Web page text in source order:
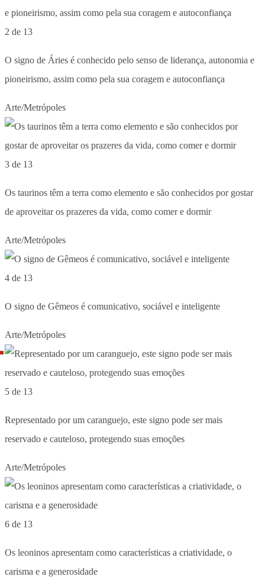
2 de 13
O signo de Áries é conhecido pelo senso de liderança, autonomia e
pioneirismo, assim como pela sua coragem e autoconfiança
Arte/Metrópoles
3 de 13
Os taurinos têm a terra como elemento e são conhecidos por gostar
de aproveitar os prazeres da vida, como comer e dormir
Arte/Metrópoles
4 de 13
O signo de Gêmeos é comunicativo, sociável e inteligente
Arte/Metrópoles
5 de 13
Representado por um caranguejo, este signo pode ser mais
reservado e cauteloso, protegendo suas emoções
Arte/Metrópoles
6 de 13
Os leoninos apresentam como características a criatividade, o
carisma e a generosidade